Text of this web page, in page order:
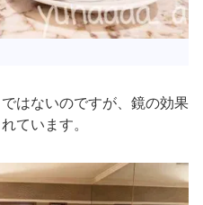
はないのですが、鏡の効果
ています。